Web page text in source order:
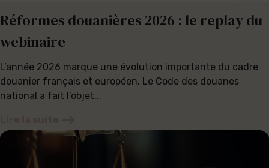
Réformes douanières 2026 : le replay du
webinaire
L’année 2026 marque une évolution importante du cadre
douanier français et européen. Le Code des douanes
national a fait l’objet...